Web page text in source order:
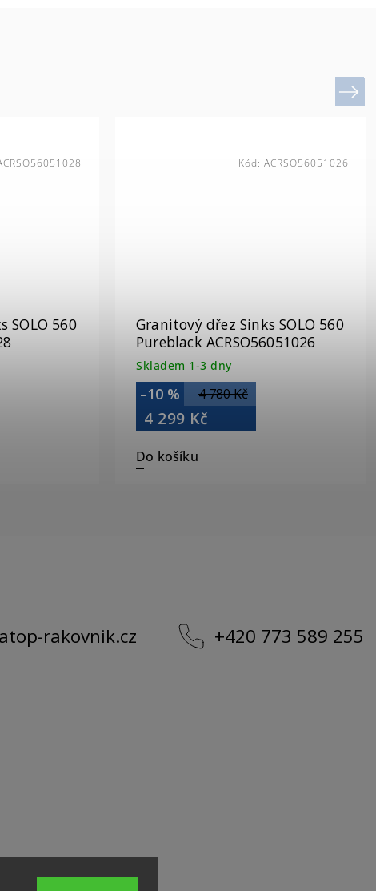
SOLO 560
Granitový dřez Sinks SOLO 560
Pureblack ACRSO56051026
Skladem 1-3 dny
4 780 Kč
–10 %
4 299 Kč
Do košíku
Kód: ACRSO56051026
Next
rakovnik.cz +420 773 589 255